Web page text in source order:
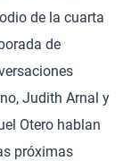
de la cuarta
de
Judith Arnal y
Otero hablan
próximas